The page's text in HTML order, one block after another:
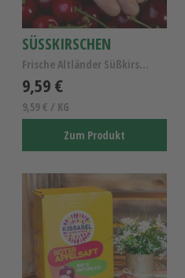
SÜSSKIRSCHEN
Frische Altländer Süßkirschen kaufen - Altländer K...
9,59 €
9,59 € / KG
Zum Produkt